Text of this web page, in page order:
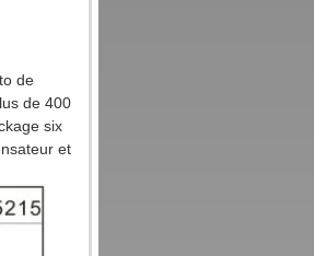
de
de 400
six
et